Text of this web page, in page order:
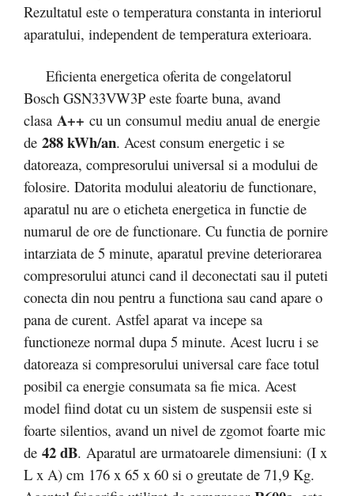
Rezultatul este o temperatura constanta in interiorul
aparatului, independent de temperatura exterioara.
Eficienta energetica oferita de congelatorul
Bosch GSN33VW3P este foarte buna, avand
clasa A++ cu un consumul mediu anual de energie
de 288 kWh/an. Acest consum energetic i se
datoreaza, compresorului universal si a modului de
folosire. Datorita modului aleatoriu de functionare,
aparatul nu are o eticheta energetica in functie de
numarul de ore de functionare. Cu functia de pornire
intarziata de 5 minute, aparatul previne deteriorarea
compresorului atunci cand il deconectati sau il puteti
conecta din nou pentru a functiona sau cand apare o
pana de curent. Astfel aparat va incepe sa
functioneze normal dupa 5 minute. Acest lucru i se
datoreaza si compresorului universal care face totul
posibil ca energie consumata sa fie mica. Acest
model fiind dotat cu un sistem de suspensii este si
foarte silentios, avand un nivel de zgomot foarte mic
de 42 dB. Aparatul are urmatoarele dimensiuni: (I x
L x A) cm 176 x 65 x 60 si o greutate de 71,9 Kg.